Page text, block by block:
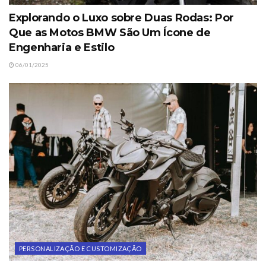
Explorando o Luxo sobre Duas Rodas: Por
Que as Motos BMW São Um Ícone de
Engenharia e Estilo
06/01/2025
PERSONALIZAÇÃO E CUSTOMIZAÇÃO